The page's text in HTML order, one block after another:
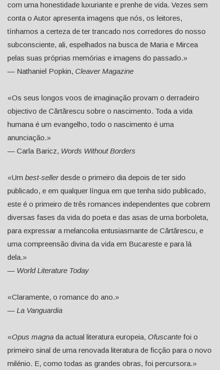
com uma honestidade luxuriante e prenhe de vida. Vezes sem
conta o Autor apresenta imagens que nós, os leitores,
tínhamos a certeza de ter trancado nos corredores do nosso
subconsciente, ali, espelhados na busca de Maria e Mircea
pelas suas próprias memórias e imagens do passado.»
— Nathaniel Popkin, Cleaver Magazine
«Os seus longos voos de imaginação provam o derradeiro
objectivo de Cărtărescu sobre o nascimento. Toda a vida
humana é um evangelho, todo o nascimento é uma
anunciação.»
— Carla Baricz, Words Without Borders
«Um best-sellerdesde o primeiro dia depois de ter sido
publicado, e em qualquer língua em que tenha sido publicado,
este é o primeiro de três romances independentes que cobrem
diversas fases da vida do poeta e das asas de uma borboleta,
para expressar a melancolia entusiasmante de Cărtărescu, e
uma compreensão divina da vida em Bucareste e para lá
dela.»
— World Literature Today
«Claramente, o romance do ano.»
— La Vanguardia
«Opus magna da actual literatura europeia, Ofuscante foi o
primeiro sinal de uma renovada literatura de ficção para o novo
milénio. E, como todas as grandes obras, foi percursora.»